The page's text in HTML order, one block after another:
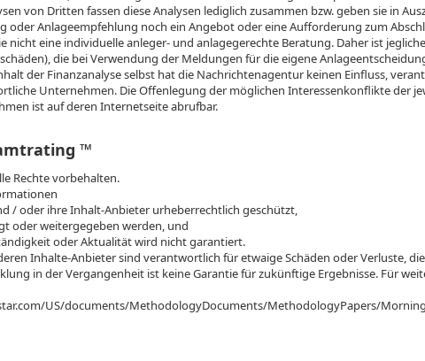
von Dritten fassen diese Analysen lediglich zusammen bzw. geben sie in
oder Anlageempfehlung noch ein Angebot oder eine Aufforderung zum
nicht eine individuelle anleger- und anlagegerechte Beratung. Daher ist
die bei Verwendung der Meldungen für die eigene
der Finanzanalyse selbst hat die Nachrichtenagentur keinen Einfluss,
Unternehmen. Die Offenlegung der möglichen Interessenkonflikte der
ist auf deren Internetseite abrufbar.
™
Rechte vorbehalten.
/ oder ihre Inhalt-Anbieter urheberrechtlich geschützt,
oder weitergegeben werden, und
oder Aktualität wird nicht garantiert.
Inhalte-Anbieter sind verantwortlich für etwaige Schäden oder Verluste,
in der Vergangenheit ist keine Garantie für zukünftige Ergebnisse. Für
US/documents/MethodologyDocuments/MethodologyPapers/